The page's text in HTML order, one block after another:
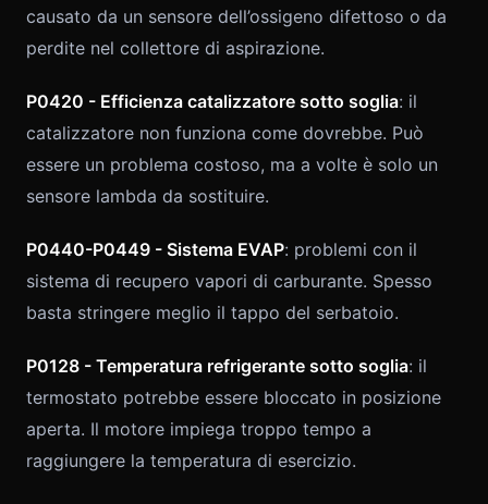
causato da un sensore dell’ossigeno difettoso o da
perdite nel collettore di aspirazione.
P0420 - Efficienza catalizzatore sotto soglia: il
catalizzatore non funziona come dovrebbe. Può
essere un problema costoso, ma a volte è solo un
sensore lambda da sostituire.
P0440-P0449 - Sistema EVAP: problemi con il
sistema di recupero vapori di carburante. Spesso
basta stringere meglio il tappo del serbatoio.
P0128 - Temperatura refrigerante sotto soglia: il
termostato potrebbe essere bloccato in posizione
aperta. Il motore impiega troppo tempo a
raggiungere la temperatura di esercizio.